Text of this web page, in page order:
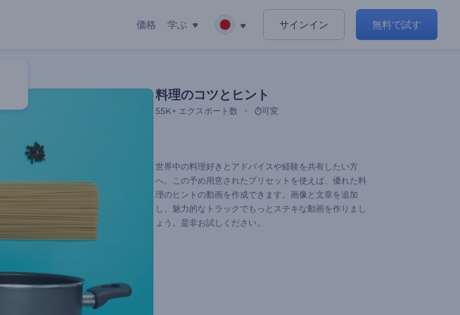
価格 学ぶ サインイン 無料で試す
料理のコツとヒント
55K+ エクスポート数 可変
世界中の料理好きとアドバイスや経験を共有したい方
へ。この予め用意されたプリセットを使えば、優れた料
理のヒントの動画を作成できます。画像と文章を追加
し、魅力的なトラックでもっとステキな動画を作りまし
ょう。是非お試しください。